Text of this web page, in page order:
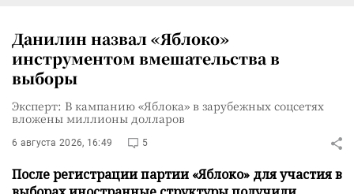
Данилин назвал «Яблоко»
инструментом вмешательства в
выборы
Эксперт: В кампанию «Яблока» в зарубежных соцсетях
вложены миллионы долларов
6 августа 2026, 16:49 5
После регистрации партии «Яблоко» для участия в